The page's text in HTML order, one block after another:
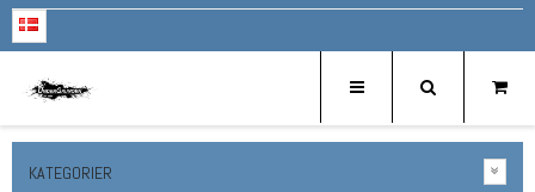
KATEGORIER